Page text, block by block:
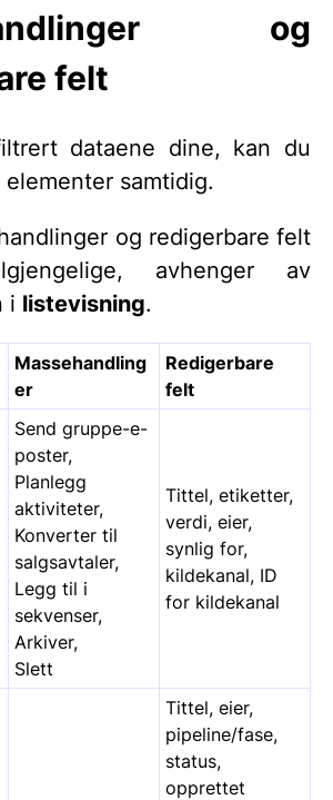
og
felt
dataene dine, kan du
samtidig.
og redigerbare felt
avhenger av
i listevisning.
Massehandling
er
Redigerbare
felt
Send gruppe-e-
poster,
Planlegg
aktiviteter,
Konverter til
salgsavtaler,
Legg til i
sekvenser,
Arkiver,
Slett
Tittel, etiketter,
verdi, eier,
synlig for,
kildekanal, ID
for kildekanal
Tittel, eier,
pipeline/fase,
status,
opprettet